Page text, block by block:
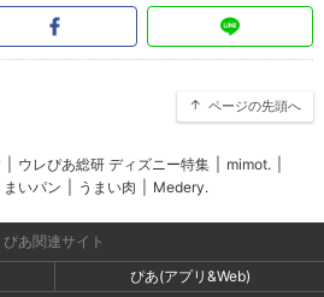
ページの先頭へ
ウレぴあ総研 ディズニー特集 mimot.
まいパン うまい肉 Medery.
ぴあ関連サイト
ぴあ(アプリ&Web)